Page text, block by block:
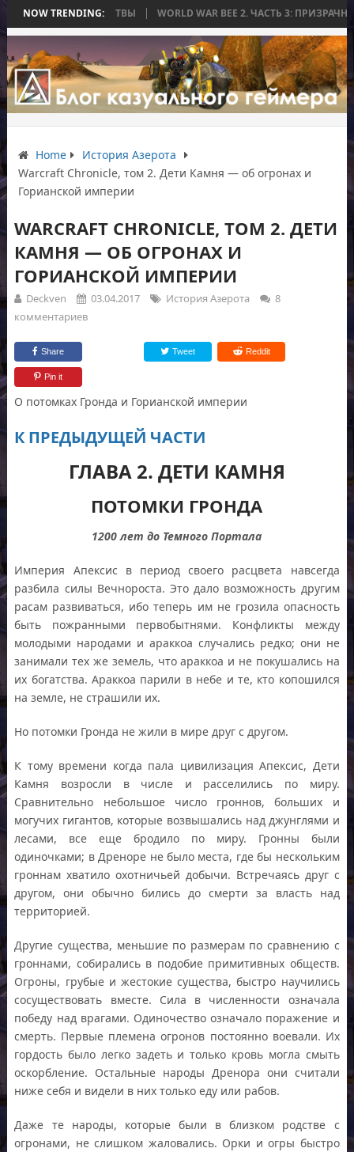
NOW TRENDING:
БЕЗ БИТВЫ WORLD WAR BEE 2. ЧАСТЬ 3: ПРИЗРАЧНЫЕ
Home
История Азерота
Warcraft Chronicle, том 2. Дети Камня — об огронах и
Горианской империи
WARCRAFT CHRONICLE, ТОМ 2. ДЕТИ
КАМНЯ — ОБ ОГРОНАХ И
ГОРИАНСКОЙ ИМПЕРИИ
Deckven 03.04.2017 История Азерота
8
комментариев
Share Tweet Reddit
Pin it
О потомках Гронда и Горианской империи
К ПРЕДЫДУЩЕЙ ЧАСТИ
ГЛАВА 2. ДЕТИ КАМНЯ
ПОТОМКИ ГРОНДА
1200 лет до Темного Портала
Империя Апексис в период своего расцвета навсегда
разбила силы Вечнороста. Это дало возможность другим
расам развиваться, ибо теперь им не грозила опасность
быть пожранными первобытнями. Конфликты между
молодыми народами и араккоа случались редко; они не
занимали тех же земель, что араккоа и не покушались на
их богатства. Араккоа парили в небе и те, кто копошился
на земле, не страшили их.
Но потомки Гронда не жили в мире друг с другом.
К тому времени когда пала цивилизация Апексис, Дети
Камня возросли в числе и расселились по миру.
Сравнительно небольшое число гроннов, больших и
могучих гигантов, которые возвышались над джунглями и
лесами, все еще бродило по миру. Гронны были
одиночками; в Дреноре не было места, где бы нескольким
гроннам хватило охотничьей добычи. Встречаясь друг с
другом, они обычно бились до смерти за власть над
территорией.
Другие существа, меньшие по размерам по сравнению с
гроннами, собирались в подобие примитивных обществ.
Огроны, грубые и жестокие существа, быстро научились
сосуществовать вместе. Сила в численности означала
победу над врагами. Одиночество означало поражение и
смерть. Первые племена огронов постоянно воевали. Их
гордость было легко задеть и только кровь могла смыть
оскорбление. Остальные народы Дренора они считали
ниже себя и видели в них только еду или рабов.
Даже те народы, которые были в близком родстве с
огронами, не слишком жаловались. Орки и огры быстро